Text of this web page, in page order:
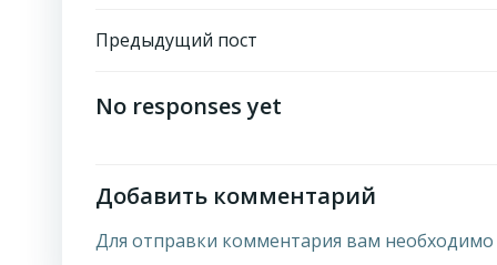
Навигация
по
Предыдущий пост
No responses yet
Добавить комментарий
Для отправки комментария вам необходимо